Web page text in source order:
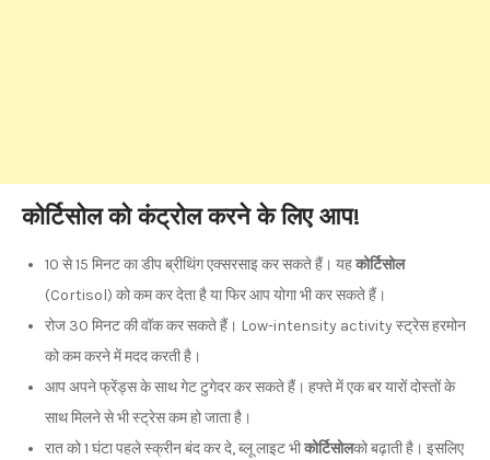
कोर्टिसोल को कंट्रोल करने के लिए आप!
10 से 15 मिनट का डीप ब्रीथिंग एक्सरसाइ कर सकते हैं। यहकोर्टिसोल
(Cortisol) को कम कर देता है या फिर आप योगा भी कर सकते हैं।
रोज 30 मिनट की वॉक कर सकते हैं। Low-intensity activity स्ट्रेस हरमोन
को कम करने में मदद करती है।
आप अपने फ्रेंड्स के साथ गेट टुगेदर कर सकते हैं। हफ्ते में एक बर यारों दोस्तों के
साथ मिलने से भी स्ट्रेस कम हो जाता है।
रात को 1 घंटा पहले स्क्रीन बंद कर दे, ब्लू लाइट भीकोर्टिसोलको बढ़ाती है। इसलिए